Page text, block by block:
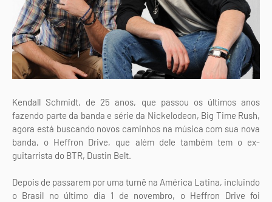
Kendall Schmidt, de 25 anos, que passou os últimos anos
fazendo parte da banda e série da Nickelodeon, Big Time Rush,
agora está buscando novos caminhos na música com sua nova
banda, o Heffron Drive, que além dele também tem o ex-
guitarrista do BTR, Dustin Belt.
Depois de passarem por uma turnê na América Latina, incluindo
o Brasil no último dia 1 de novembro, o Heffron Drive foi